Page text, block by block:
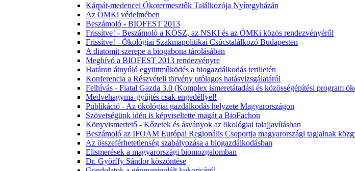
Kárpát-medencei Ökotermesztők Találkozója Nyíregyházán
Az ÖMKi védelmében
Beszámoló - BIOFEST 2013
Frissítve! - Beszámoló a KÖSZ, az NSKI és az ÖMKi közös rendezvényéről
Frissítve! - Ökológiai Szakmapolitikai Csúcstalálkozó Budapesten
A diatomit szerepe a biogabona tárolásában
Meghívó a BIOFEST 2013 rendezvényre
Határon átnyúló együttműködés a biogazdálkodás területén
Konferencia a Részvételi törvény utólagos hatásvizsgálatáról
Felhívás - Fiatal Gazda 3.0 (Komplex ismeretátadási és közösségépítési program
Medvehagyma-gyűjtés csak engedéllyel!
Publikáció - Az ökológiai gazdálkodás helyzete Magyarországon
Szövetségünk idén is képviseltette magát a BioFachon
Könyvismertető - Kőzetek és ásványok az ökológiai talajjavításban
Beszámoló az IFOAM Európai Regionális Csoportja magyarországi tagjainak
Az összeférhetetlenség szabályozása a biogazdálkodásban
Elismerések a magyarországi biomozgalomban
Dr. Győrffy Sándor köszöntése